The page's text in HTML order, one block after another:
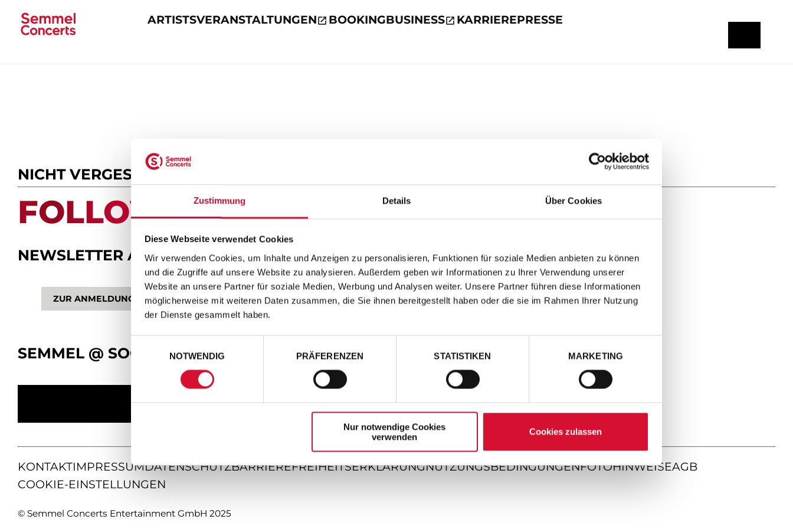
Zustimmung Details Über Cookies
Diese Webseite verwendet Cookies
Wir verwenden Cookies, um Inhalte und Anzeigen zu personalisieren, Funktionen für soziale Medien anbieten zu können
und die Zugriffe auf unsere Website zu analysieren. Außerdem geben wir Informationen zu Ihrer Verwendung unserer
Website an unsere Partner für soziale Medien, Werbung und Analysen weiter. Unsere Partner führen diese Informationen
möglicherweise mit weiteren Daten zusammen, die Sie ihnen bereitgestellt haben oder die sie im Rahmen Ihrer Nutzung
der Dienste gesammelt haben.
NOTWENDIG
PRÄFERENZEN STATISTIKEN MARKETING
Nur notwendige Cookies
verwenden
Cookies zulassen
ARTISTSVERANSTALTUNGEN BOOKINGBUSINESS KARRIEREPRESSE
NICHT VERGESSEN
FOLLOW US.
NEWSLETTER ABONNIEREN
ZUR ANMELDUNG
SEMMEL @ SOCIAL MEDIA
KONTAKTIMPRESSUMDATENSCHUTZBARRIEREFREIHEITSERKLÄRUNGNUTZUNGSBEDINGUNGENFOTOHINWEISEAGB
COOKIE-EINSTELLUNGEN
© Semmel Concerts Entertainment GmbH 2025